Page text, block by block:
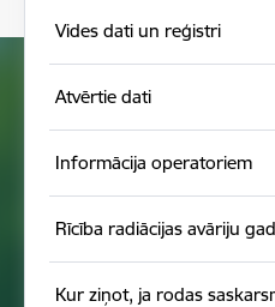
Vides dati un reģistri
Atvērtie dati
Informācija operatoriem
Rīcība radiācijas avāriju
Kur ziņot, ja rodas